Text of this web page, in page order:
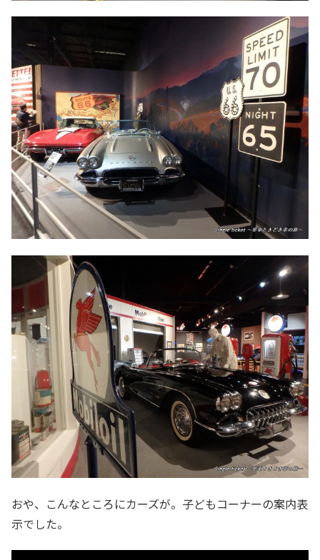
おや、こんなところにカーズが。子どもコーナーの案内表
示でした。